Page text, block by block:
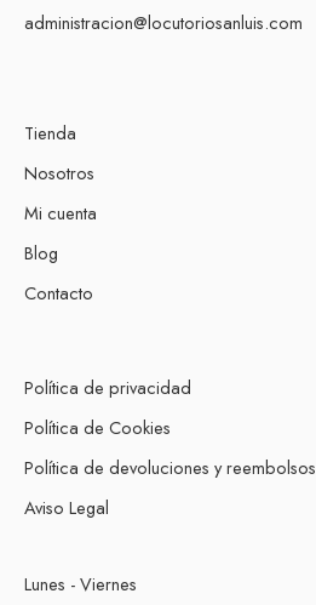
administracion@locutoriosanluis.com
Tienda
Nosotros
Mi cuenta
Blog
Contacto
Política de privacidad
Política de Cookies
Política de devoluciones y reembolsos
Aviso Legal
Lunes - Viernes